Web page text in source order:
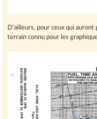
D’ailleurs, pour ceux qui
terrain connu pour les